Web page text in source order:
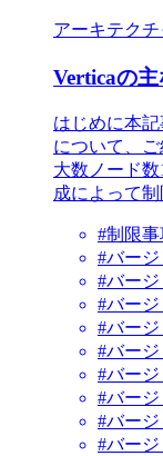
アーキテクチ
Verticaの
はじめに本記
について、
大数ノード
成によって
#制限事
#バージ
#バージ
#バージ
#バージ
#バージ
#バージ
#バージ
#バージ
#バージ